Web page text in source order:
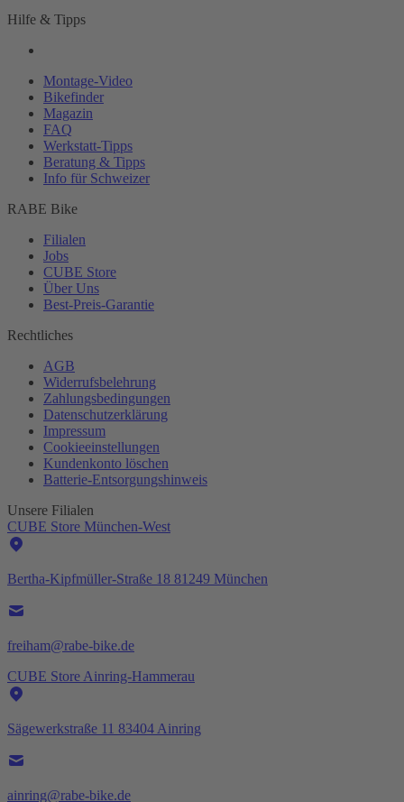
Hilfe & Tipps
Montage-Video
Bikefinder
Magazin
FAQ
Werkstatt-Tipps
Beratung & Tipps
Info für Schweizer
RABE Bike
Filialen
Jobs
CUBE Store
Über Uns
Best-Preis-Garantie
Rechtliches
AGB
Widerrufsbelehrung
Zahlungsbedingungen
Datenschutzerklärung
Impressum
Cookieeinstellungen
Kundenkonto löschen
Batterie-Entsorgungshinweis
Unsere Filialen
CUBE Store München-West
Bertha-Kipfmüller-Straße 18 81249 München
freiham@rabe-bike.de
CUBE Store Ainring-Hammerau
Sägewerkstraße 11 83404 Ainring
ainring@rabe-bike.de